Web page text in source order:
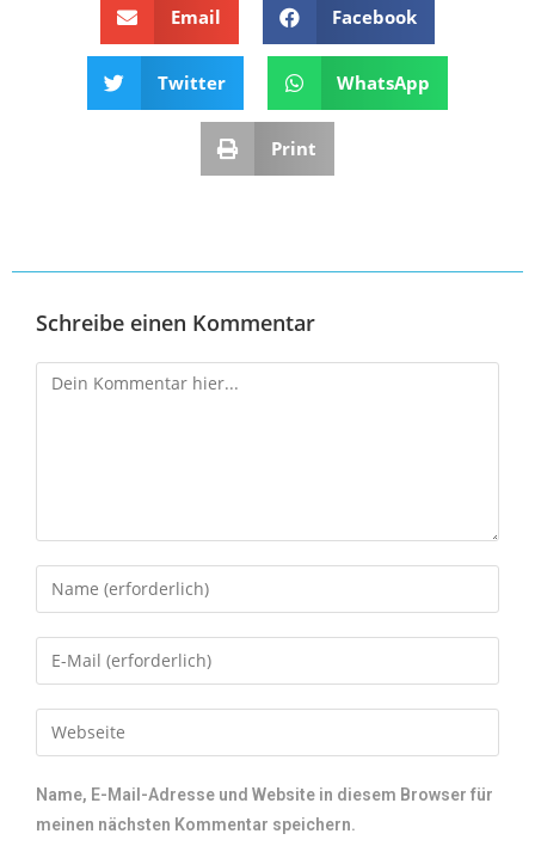
Email Facebook
Twitter WhatsApp
Print
Schreibe einen Kommentar
Name, E-Mail-Adresse und Website in diesem Browser für
meinen nächsten Kommentar speichern.